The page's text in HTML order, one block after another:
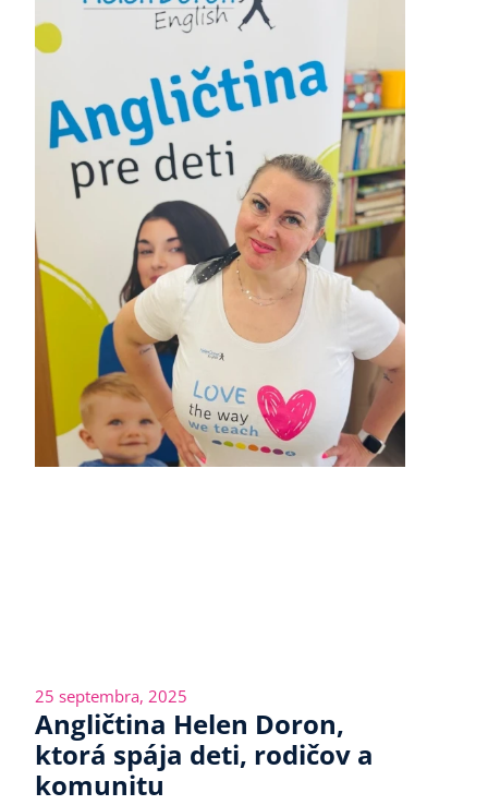
25 septembra, 2025
Angličtina Helen Doron,
ktorá spája deti, rodičov a
komunitu